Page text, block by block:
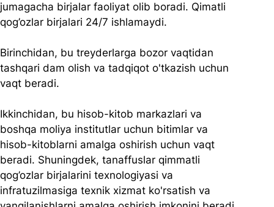
jumagacha birjalar faoliyat olib boradi. Qimatli
qog’ozlar birjalari 24/7 ishlamaydi.
Birinchidan, bu treyderlarga bozor vaqtidan
tashqari dam olish va tadqiqot o'tkazish uchun
vaqt beradi.
Ikkinchidan, bu hisob-kitob markazlari va
boshqa moliya institutlar uchun bitimlar va
hisob-kitoblarni amalga oshirish uchun vaqt
beradi. Shuningdek, tanaffuslar qimmatli
qog’ozlar birjalarini texnologiyasi va
infratuzilmasiga texnik xizmat ko'rsatish va